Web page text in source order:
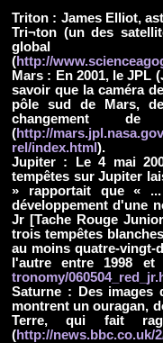
Triton : James Elliot,
Tri¬ton (un des
(http://
Mars : En 2001, le JPL
savoir que la caméra
pôle sud de Mars,
changement
(http://
rel/index.html ).
Jupiter : Le 4 mai
tempêtes sur Jupiter
» rapportait que « ...
développement d'une
Jr [Tache Rouge
trois tempêtes
au moins quatre-vingt-
l'autre entre 1998 et
tronomy/
Saturne : Des images
montrent un ouragan,
Terre, qui fait
(http://news.bbc.co.uk/